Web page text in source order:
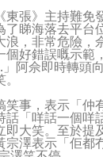
東張》主持難免
了睇海落去平台
浪，非常危險，
個好錯誤嘅示範
阿佘即時轉頭
笑事，表示「仲
話「咩話一個咩
即大笑。至於提
宗澤表示「佢都